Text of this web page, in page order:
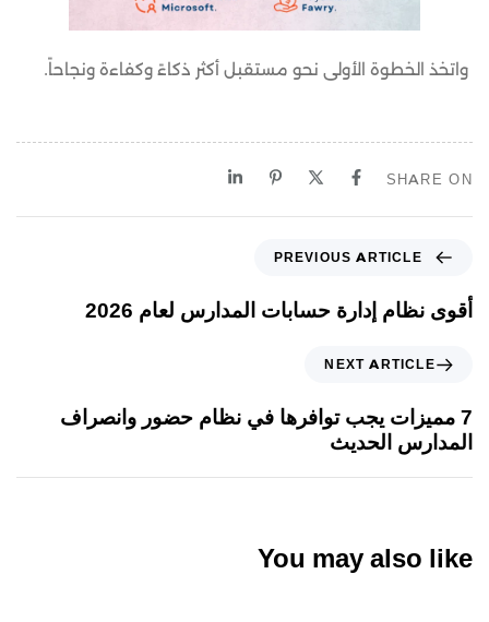
واتخذ الخطوة الأولى نحو مستقبل أكثر ذكاءً وكفاءة ونجاحاً.
SHARE ON
PREVIOUS ARTICLE
أقوى نظام إدارة حسابات المدارس لعام 2026
NEXT ARTICLE
7 مميزات يجب توافرها في نظام حضور وانصراف
المدارس الحديث
You may also like